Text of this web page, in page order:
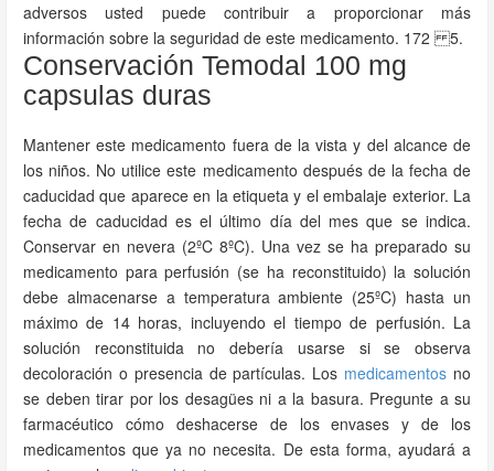
adversos usted puede contribuir a proporcionar más
información sobre la seguridad de este medicamento. 172 5.
Conservación Temodal 100 mg
capsulas duras
Mantener este medicamento fuera de la vista y del alcance de
los niños. No utilice este medicamento después de la fecha de
caducidad que aparece en la etiqueta y el embalaje exterior. La
fecha de caducidad es el último día del mes que se indica.
Conservar en nevera (2ºC 8ºC). Una vez se ha preparado su
medicamento para perfusión (se ha reconstituido) la solución
debe almacenarse a temperatura ambiente (25ºC) hasta un
máximo de 14 horas, incluyendo el tiempo de perfusión. La
solución reconstituida no debería usarse si se observa
decoloración o presencia de partículas. Los medicamentos no
se deben tirar por los desagües ni a la basura. Pregunte a su
farmacéutico cómo deshacerse de los envases y de los
medicamentos que ya no necesita. De esta forma, ayudará a